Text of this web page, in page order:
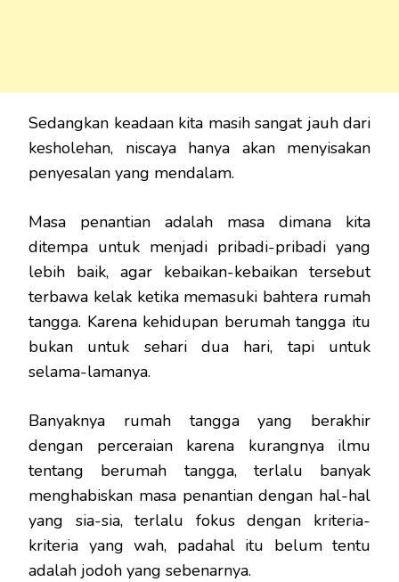
Sedangkan keadaan kita masih sangat jauh dari
kesholehan, niscaya hanya akan menyisakan
penyesalan yang mendalam.
Masa penantian adalah masa dimana kita
ditempa untuk menjadi pribadi-pribadi yang
lebih baik, agar kebaikan-kebaikan tersebut
terbawa kelak ketika memasuki bahtera rumah
tangga. Karena kehidupan berumah tangga itu
bukan untuk sehari dua hari, tapi untuk
selama-lamanya.
Banyaknya rumah tangga yang berakhir
dengan perceraian karena kurangnya ilmu
tentang berumah tangga, terlalu banyak
menghabiskan masa penantian dengan hal-hal
yang sia-sia, terlalu fokus dengan kriteria-
kriteria yang wah, padahal itu belum tentu
adalah jodoh yang sebenarnya.